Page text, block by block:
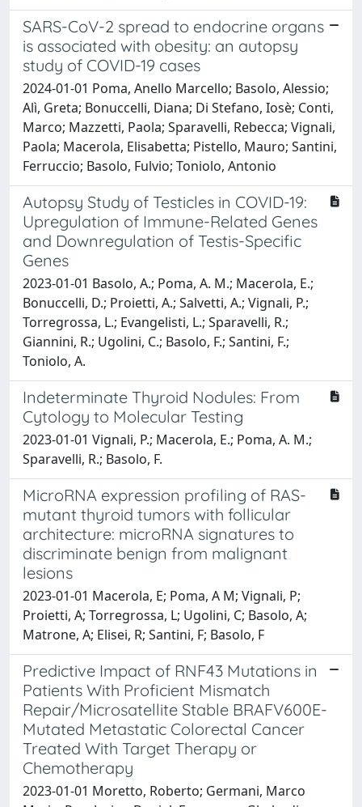
SARS-CoV-2 spread to endocrine organs
is associated with obesity: an autopsy
study of COVID-19 cases
2024-01-01 Poma, Anello Marcello; Basolo, Alessio;
Alì, Greta; Bonuccelli, Diana; Di Stefano, Iosè; Conti,
Marco; Mazzetti, Paola; Sparavelli, Rebecca; Vignali,
Paola; Macerola, Elisabetta; Pistello, Mauro; Santini,
Ferruccio; Basolo, Fulvio; Toniolo, Antonio
Autopsy Study of Testicles in COVID-19:
Upregulation of Immune-Related Genes
and Downregulation of Testis-Specific
Genes
2023-01-01 Basolo, A.; Poma, A. M.; Macerola, E.;
Bonuccelli, D.; Proietti, A.; Salvetti, A.; Vignali, P.;
Torregrossa, L.; Evangelisti, L.; Sparavelli, R.;
Giannini, R.; Ugolini, C.; Basolo, F.; Santini, F.;
Toniolo, A.
Indeterminate Thyroid Nodules: From
Cytology to Molecular Testing
2023-01-01 Vignali, P.; Macerola, E.; Poma, A. M.;
Sparavelli, R.; Basolo, F.
MicroRNA expression profiling of RAS-
mutant thyroid tumors with follicular
architecture: microRNA signatures to
discriminate benign from malignant
lesions
2023-01-01 Macerola, E; Poma, A M; Vignali, P;
Proietti, A; Torregrossa, L; Ugolini, C; Basolo, A;
Matrone, A; Elisei, R; Santini, F; Basolo, F
Predictive Impact of RNF43 Mutations in
Patients With Proficient Mismatch
Repair/Microsatellite Stable BRAFV600E-
Mutated Metastatic Colorectal Cancer
Treated With Target Therapy or
Chemotherapy
2023-01-01 Moretto, Roberto; Germani, Marco